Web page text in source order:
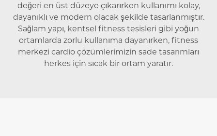
değeri en üst düzeye çıkarırken kullanımı kolay,
dayanıklı ve modern olacak şekilde tasarlanmıştır.
Sağlam yapı, kentsel fitness tesisleri gibi yoğun
ortamlarda zorlu kullanıma dayanırken, fitness
merkezi cardio çözümlerimizin sade tasarımları
herkes için sıcak bir ortam yaratır.